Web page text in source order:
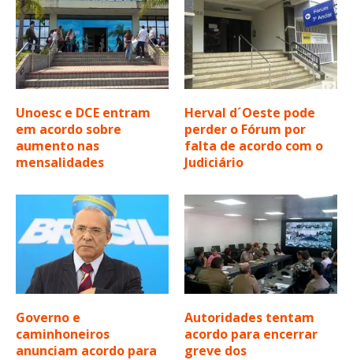
Unoesc e DCE entram
em acordo sobre
aumento nas
mensalidades
Herval d´Oeste pode
perder o Fórum por
falta de acordo com o
Judiciário
Governo e
caminhoneiros
anunciam acordo para
Autoridades tentam
acordo para encerrar
greve dos